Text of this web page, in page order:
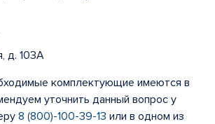
д. 103А
комплектующие имеются в
уточнить данный вопрос у
8 (800)-100-39-13 или в одном из